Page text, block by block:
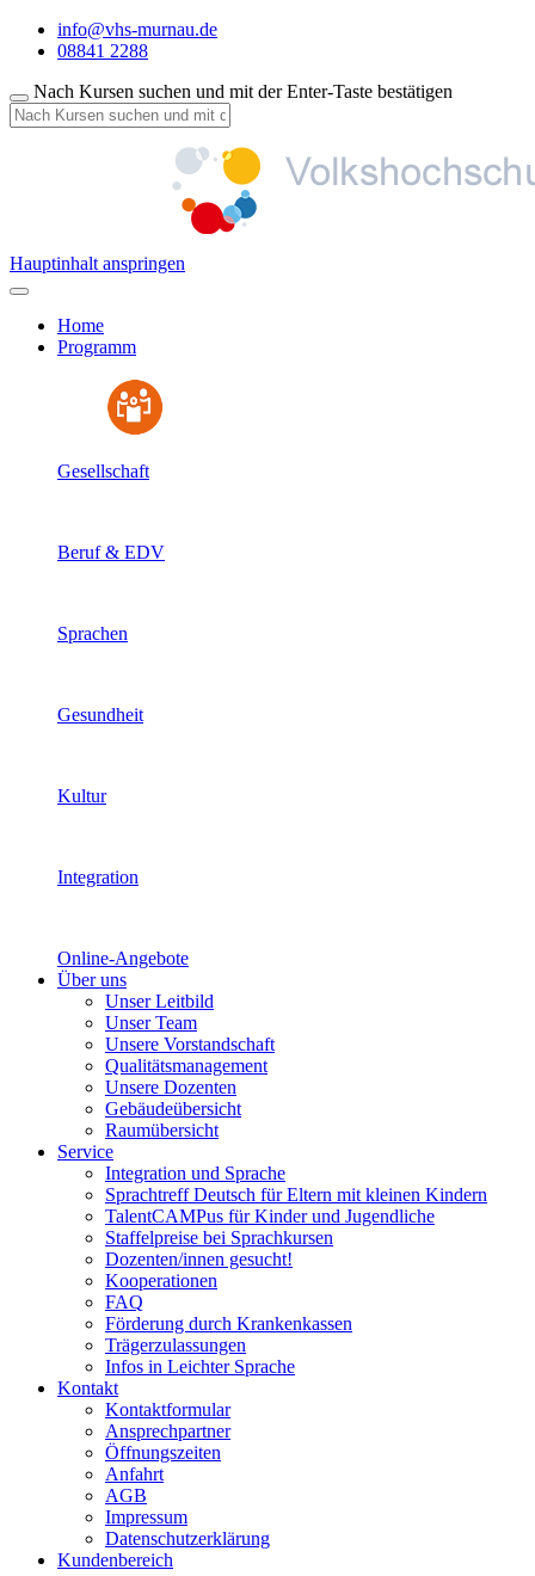
info@vhs-murnau.de
08841 2288
Nach Kursen suchen und mit der Enter-Taste bestätigen
Hauptinhalt anspringen
Home
Programm
Gesellschaft
Beruf & EDV
Sprachen
Gesundheit
Kultur
Integration
Online-Angebote
Über uns
Unser Leitbild
Unser Team
Unsere Vorstandschaft
Qualitätsmanagement
Unsere Dozenten
Gebäudeübersicht
Raumübersicht
Service
Integration und Sprache
Sprachtreff Deutsch für Eltern mit kleinen Kindern
TalentCAMPus für Kinder und Jugendliche
Staffelpreise bei Sprachkursen
Dozenten/innen gesucht!
Kooperationen
FAQ
Förderung durch Krankenkassen
Trägerzulassungen
Infos in Leichter Sprache
Kontakt
Kontaktformular
Ansprechpartner
Öffnungszeiten
Anfahrt
AGB
Impressum
Datenschutzerklärung
Kundenbereich